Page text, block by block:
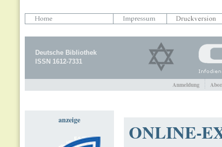
Deutsche Bibliothek
ISSN 1612-7331
Anmeldung
anzeige
ONLINE-